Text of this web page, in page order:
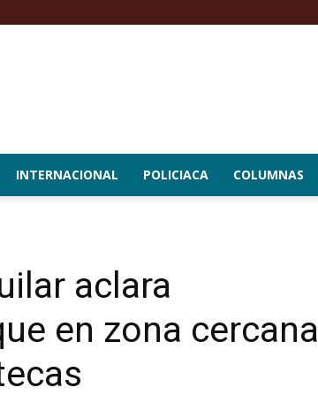
INTERNACIONAL POLICIACA COLUMNAS
aclara
en zona cercana